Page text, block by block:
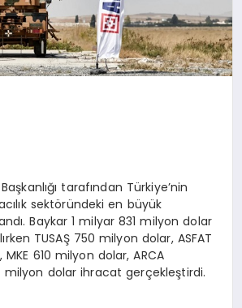
tarafından Türkiye’nin
sektöründeki en büyük
Baykar 1 milyar 831 milyon dolar
TUSAŞ 750 milyon dolar, ASFAT
610 milyon dolar, ARCA
dolar ihracat gerçekleştirdi.